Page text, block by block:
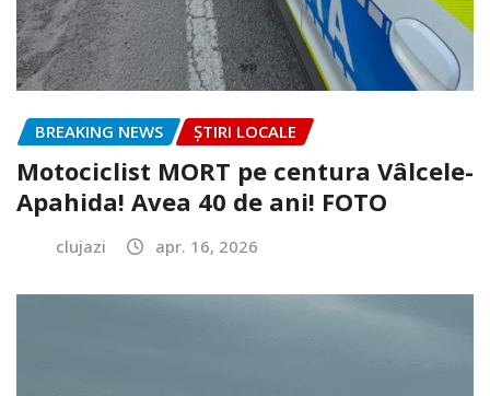
BREAKING NEWS ȘTIRI LOCALE
Motociclist MORT pe centura Vâlcele-
Apahida! Avea 40 de ani! FOTO
clujazi apr. 16, 2026